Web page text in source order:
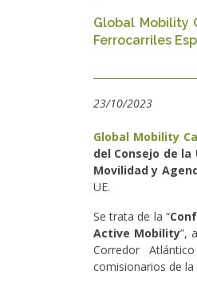
Global Mobility
Ferrocarriles
23/10/2023
Global Mobility
del Consejo de la
Movilidad y
UE.
Se trata de la “
Active Mobility”,
Corredor
comisionarios de la